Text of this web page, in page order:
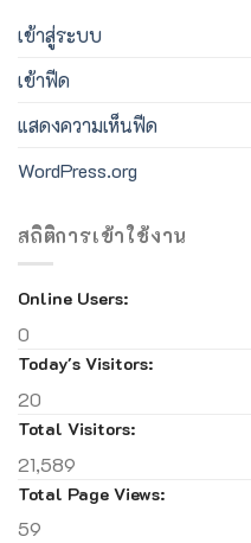
เข้าสู่ระบบ
เข้าฟีด
แสดงความเห็นฟีด
WordPress.org
สถิติการเข้าใช้งาน
Online Users:
0
Today's Visitors:
20
Total Visitors:
21,589
Total Page Views:
59